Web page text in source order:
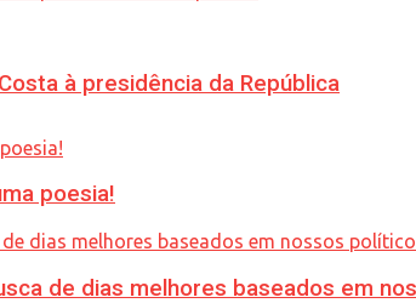
à presidência da República
poesia!
de dias melhores baseados em